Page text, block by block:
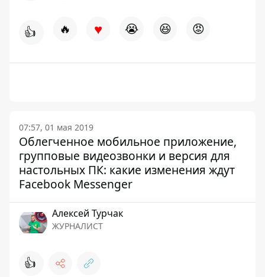
👍 🔥 ♥ 😭 😆 😡
07:57, 01 мая 2019
Облегченное мобильное приложение,
групповые видеозвонки и версия для
настольных ПК: какие изменения ждут
Facebook Messenger
Алексей Турчак
ЖУРНАЛИСТ
👍